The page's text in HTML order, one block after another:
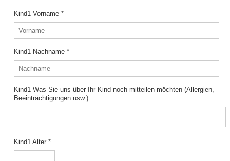
Kind1 Vorname *
Kind1 Nachname *
Kind1 Was Sie uns über Ihr Kind noch mitteilen möchten (Allergien,
Beeinträchtigungen usw.)
Kind1 Alter *